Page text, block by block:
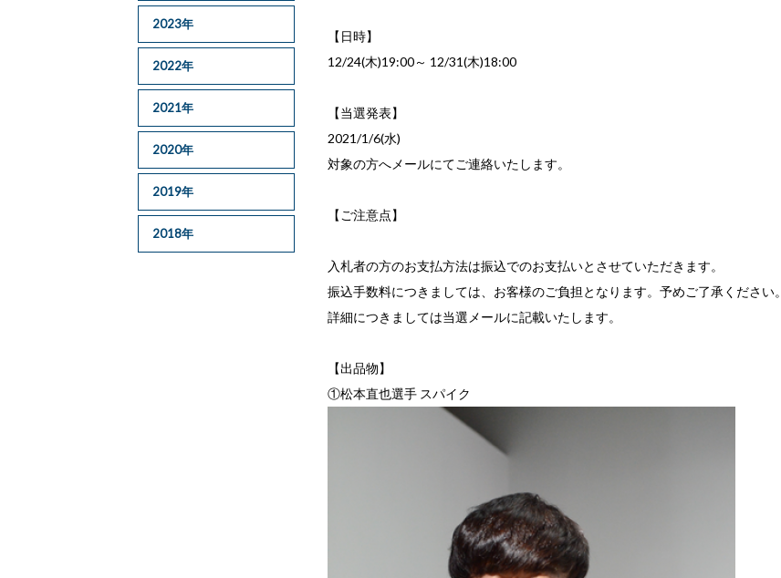
2023年
2022年
2021年
2020年
2019年
2018年
【日時】
12/24(木)19:00～ 12/31(木)18:00
【当選発表】
2021/1/6(水)
対象の方へメールにてご連絡いたします。
【ご注意点】
入札者の方のお支払方法は振込でのお支払いとさせていただきます。
振込手数料につきましては、お客様のご負担となります。予めご了承ください。
詳細につきましては当選メールに記載いたします。
【出品物】
①松本直也選手 スパイク